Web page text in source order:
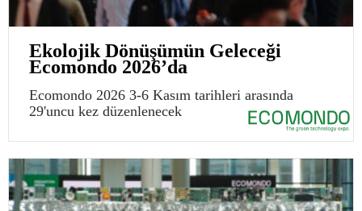
Ekolojik Dönüşümün Geleceği
Ecomondo 2026’da
Ecomondo 2026 3-6 Kasım tarihleri arasında
29'uncu kez düzenlenecek